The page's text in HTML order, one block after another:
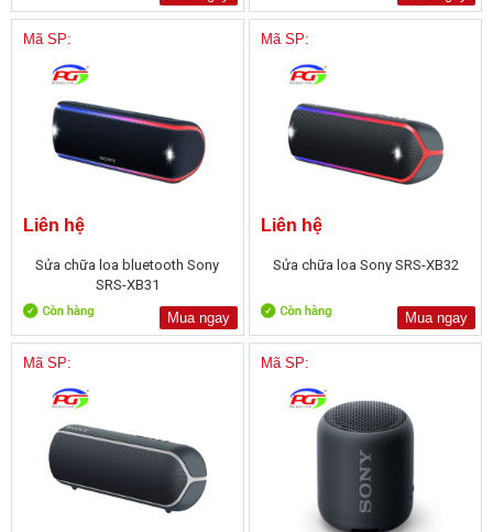
Mã SP:
Liên hệ
Sửa chữa loa bluetooth Sony
SRS-XB31
Mua ngay
Mã SP:
Liên hệ
Sửa chữa loa Sony SRS-XB32
Mua ngay
Mã SP: Mã SP: